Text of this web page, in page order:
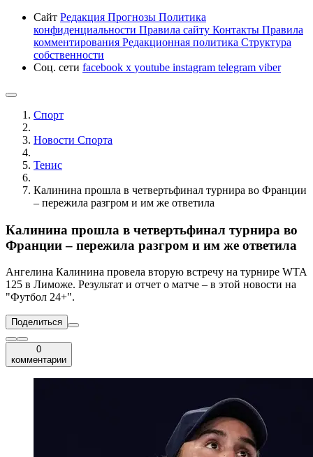
Сайт Редакция Прогнозы Политика
конфиденциальности Правила сайту Контакты Правила
комментирования Редакционная политика Структура
собственности
Соц. сети facebook x youtube instagram telegram viber
Спорт
Новости Cпорта
Тенис
Калинина прошла в четвертьфинал турнира во Франции
– пережила разгром и им же ответила
Калинина прошла в четвертьфинал турнира во
Франции – пережила разгром и им же ответила
Ангелина Калинина провела вторую встречу на турнире WTA
125 в Лиможе. Результат и отчет о матче – в этой новости на
"Футбол 24+".
Поделиться
0
комментарии